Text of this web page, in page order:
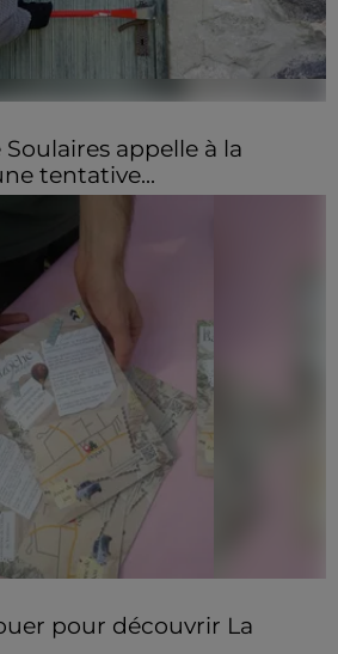
appelle à la
tentative...
pour découvrir La